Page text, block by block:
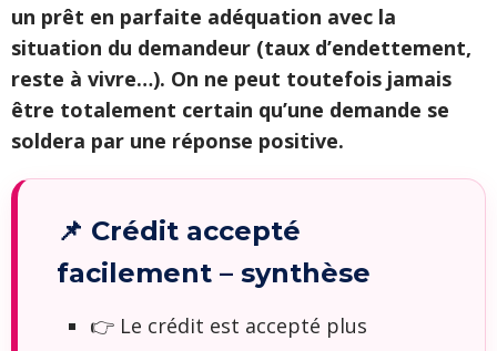
un prêt en parfaite adéquation avec la
situation du demandeur (taux d’endettement,
reste à vivre…). On ne peut toutefois jamais
être totalement certain qu’une demande se
soldera par une réponse positive.
📌 Crédit accepté
facilement – synthèse
👉 Le crédit est accepté plus